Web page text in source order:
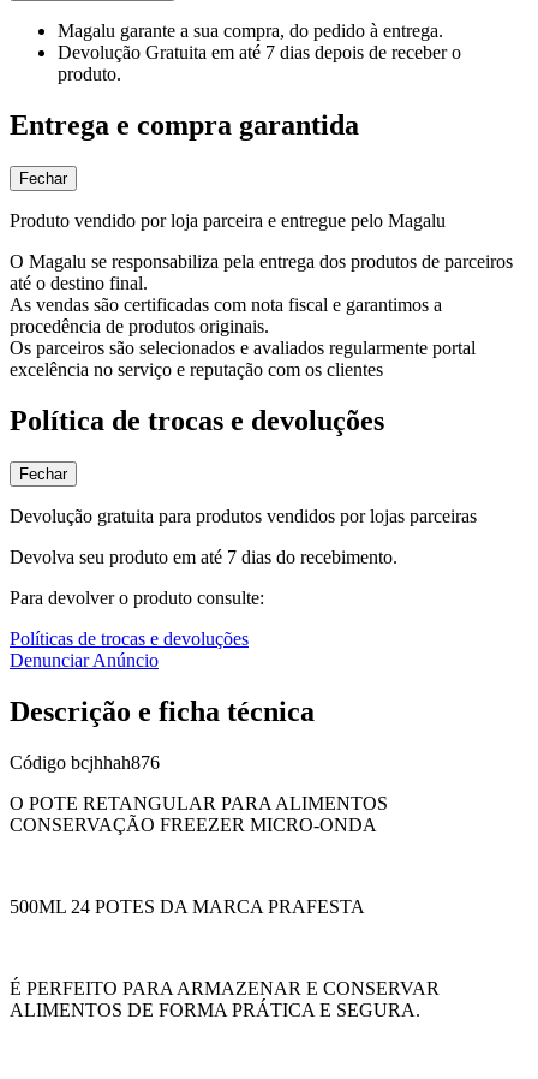
Magalu garante a sua compra, do pedido à entrega.
Devolução Gratuita em até 7 dias depois de receber o
produto.
Entrega e compra garantida
Fechar
Produto vendido por loja parceira e entregue pelo Magalu
O Magalu se responsabiliza pela entrega dos produtos de parceiros
até o destino final.
As vendas são certificadas com nota fiscal e garantimos a
procedência de produtos originais.
Os parceiros são selecionados e avaliados regularmente portal
excelência no serviço e reputação com os clientes
Política de trocas e devoluções
Fechar
Devolução gratuita para produtos vendidos por lojas parceiras
Devolva seu produto em até 7 dias do recebimento.
Para devolver o produto consulte:
Políticas de trocas e devoluções
Denunciar Anúncio
Descrição e ficha técnica
Código bcjhhah876
O POTE RETANGULAR PARA ALIMENTOS
CONSERVAÇÃO FREEZER MICRO-ONDA
500ML 24 POTES DA MARCA PRAFESTA
É PERFEITO PARA ARMAZENAR E CONSERVAR
ALIMENTOS DE FORMA PRÁTICA E SEGURA.